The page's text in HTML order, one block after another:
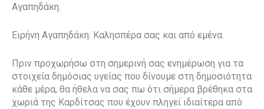
Αγαπηδάκη.
Ειρήνη Αγαπηδάκη: Καλησπέρα σας και από εμένα.
Πριν προχωρήσω στη σημερινή σας ενημέρωση για τα
στοιχεία δημόσιας υγείας που δίνουμε στη δημοσιότητα
κάθε μέρα, θα ήθελα να σας πω ότι σήμερα βρέθηκα στα
χωριά της Καρδίτσας που έχουν πληγεί ιδιαίτερα από